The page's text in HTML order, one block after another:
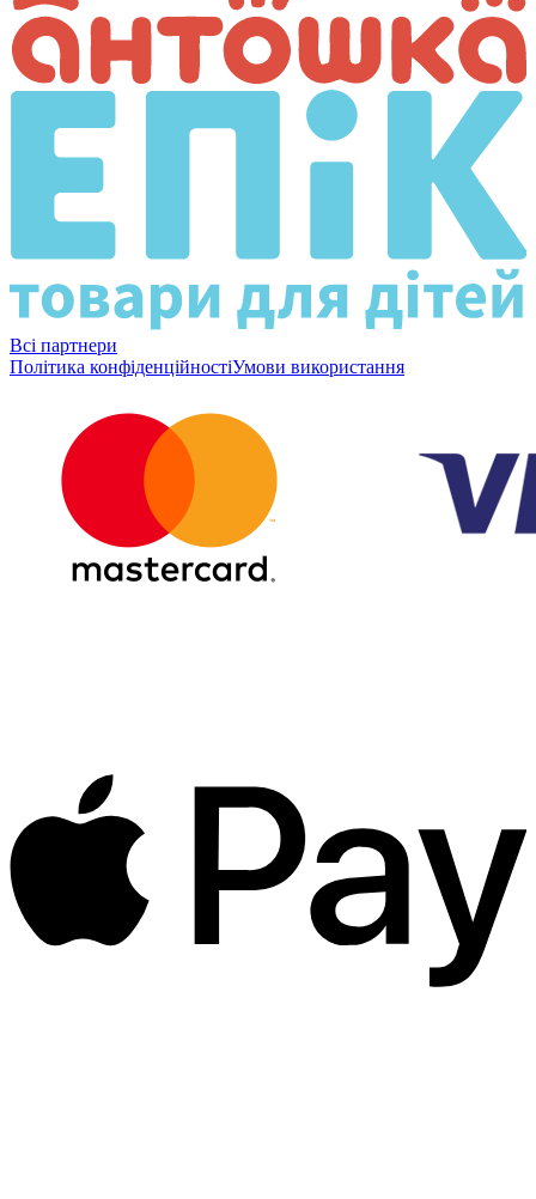
Всі партнери
Політика конфіденційностіУмови використання